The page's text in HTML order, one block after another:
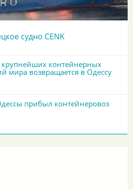
судно CENK
контейнерных
мира возвращается в Одессу
прибыл контейнеровоз